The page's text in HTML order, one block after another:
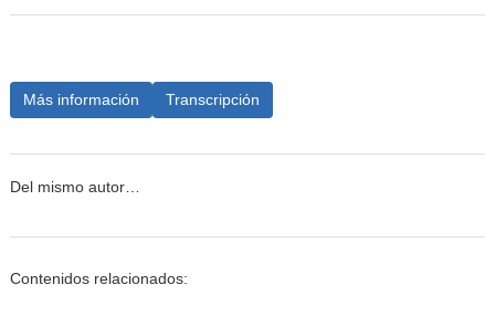
Más información Transcripción
Del mismo autor…
Contenidos relacionados: